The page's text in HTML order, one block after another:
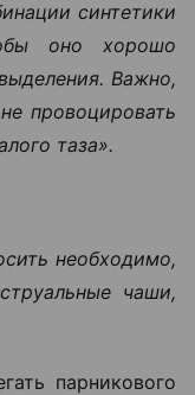
синтетики
оно хорошо
Важно,
провоцировать
таза».
необходимо,
чаши,
парникового